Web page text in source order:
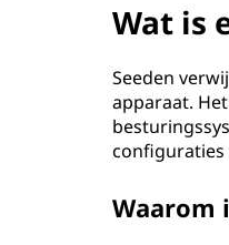
Wat is
Seeden
apparaat.
Waarom